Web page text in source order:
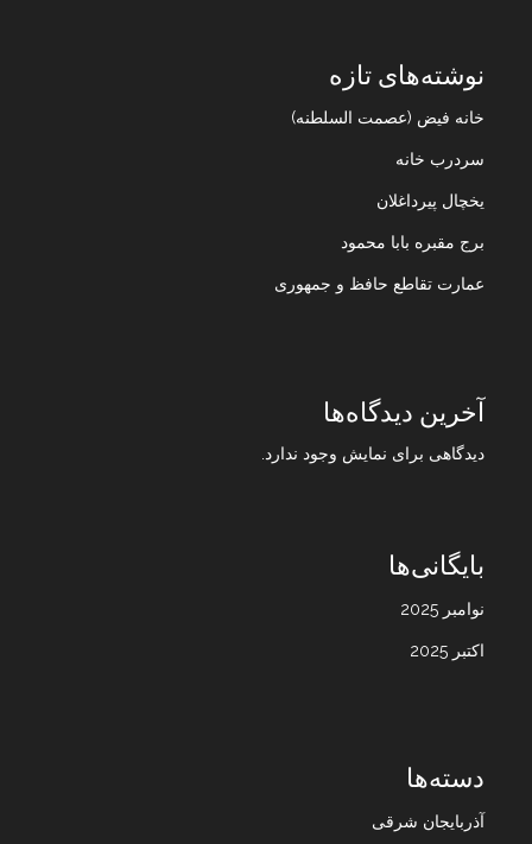
نوشته‌های تازه
خانه فیض (عصمت السلطنه)
سردرب خانه
یخچال پیرداغلان
برج مقبره بابا محمود
عمارت تقاطع حافظ و جمهوری
آخرین دیدگاه‌ها
دیدگاهی برای نمایش وجود ندارد.
بایگانی‌ها
نوامبر 2025
اکتبر 2025
دسته‌ها
آذربایجان شرقی